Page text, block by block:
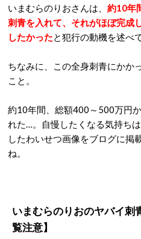
いまむらのりおさんは、 約10年
刺青を入れて、それがほぼ完成
したかったと犯行の動機を述べ
ちなみに、この全身刺青にかか
こと。
約10年間、総額400～500万円
れた…。自慢したくなる気持ち
したわいせつ画像をブログに掲
ね。
いまむらのりおのヤバイ
覧注意】